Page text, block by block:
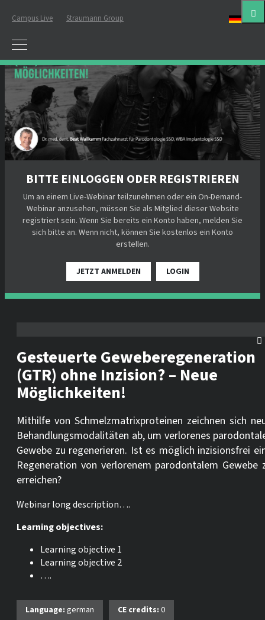
Campus Live Straumann Group
BITTE EINLOGGEN ODER REGISTRIEREN
Um an einem Live-Webinar teilzunehmen oder ein On-Demand-
Webinar anzusehen, müssen Sie als Mitglied dieser Website
registriert sein. Wenn Sie bereits ein Konto haben, melden Sie
sich bitte an. Wenn nicht, können Sie kostenlos ein Konto
erstellen.
JETZT ANMELDEN LOGIN
Gesteuerte Geweberegeneration
(GTR) ohne Inzision? – Neue
Möglichkeiten!
Mithilfe von Schmelzmatrixproteinen zeichnen sich
Behandlungsmodalitäten ab, um verlorenes
Gewebe zu regenerieren. Ist es möglich inzisionsfrei
Regeneration von verlorenem parodontalem Gewebe
erreichen?
Webinar long description….
Learning objectives:
Learning objective 1
Learning objective 2
….
Language: german CE credits: 0